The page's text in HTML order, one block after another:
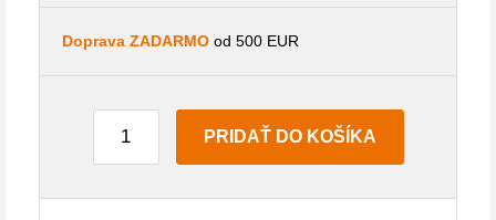
Doprava ZADARMO od 500 EUR
PRIDAŤ DO KOŠÍKA